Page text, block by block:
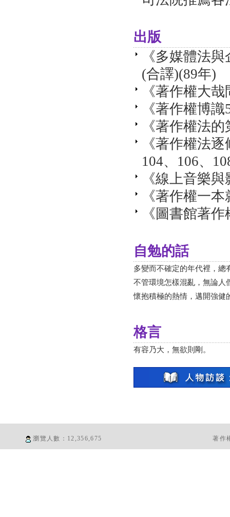
出版
《多媒體法
(合譯)(89年)
《著作權大
《著作權博
《著作權法
《著作權法
104、106、
《線上音樂
《著作權一
《圖書館著
自勉的話
多變而不確定的年代裡，總
不管環境怎樣混亂，無論人
懷抱積極的熱情，邁開強健
格言
有容乃大，無欲則剛。
瀏覽人數： 12,356,675 著作